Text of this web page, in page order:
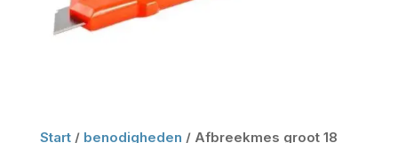
Start/ benodigheden / Afbreekmes groot 18